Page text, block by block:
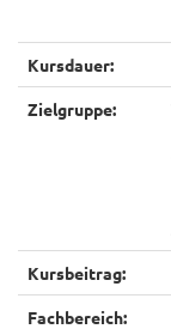
Kursdauer:
Zielgruppe:
Kursbeitrag:
Fachbereich: